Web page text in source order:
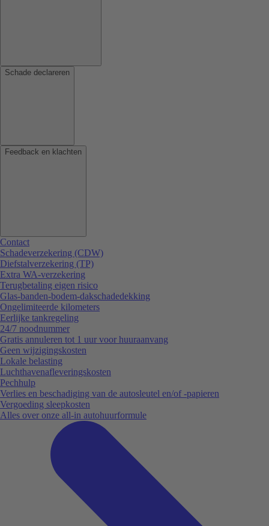
Schade declareren
Feedback en klachten
Contact
Schadeverzekering (CDW)
Diefstalverzekering (TP)
Extra WA-verzekering
Terugbetaling eigen risico
Glas-banden-bodem-dakschadedekking
Ongelimiteerde kilometers
Eerlijke tankregeling
24/7 noodnummer
Gratis annuleren tot 1 uur voor huuraanvang
Geen wijzigingskosten
Lokale belasting
Luchthavenafleveringskosten
Pechhulp
Verlies en beschadiging van de autosleutel en/of -papieren
Vergoeding sleepkosten
Alles over onze all-in autohuurformule